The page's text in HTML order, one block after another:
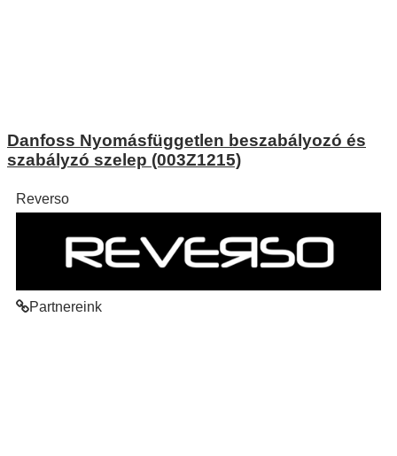
Danfoss Nyomásfüggetlen beszabályozó és
szabályzó szelep (003Z1215)
Reverso
Partnereink